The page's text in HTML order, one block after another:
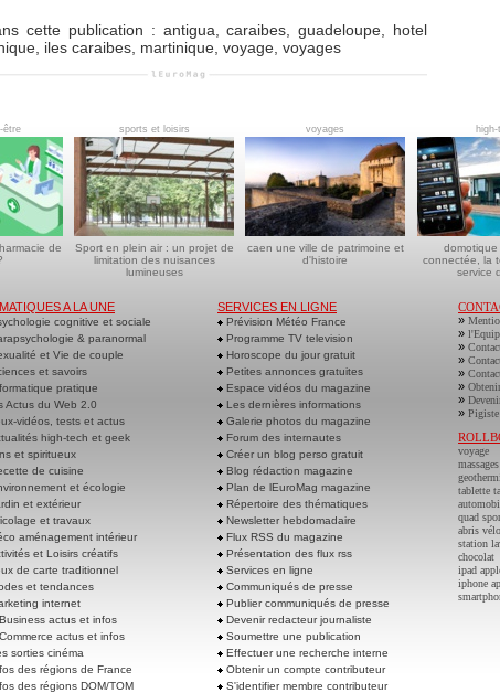
cette publication : antigua ,caraibes ,guadeloupe
hotel
iles caraibes martinique voyage voyages
être
de
sports et loisirs
Sport en plein air : un projet de
limitation des nuisances
lumineuses
voyages
caen une ville de patrimoine et
d'histoire
domotique
connectée, la
service
A LA UNE
cognitive et sociale
& paranormal
et Vie de couple
et savoirs
pratique
Actus du Web 2.0
vidéos, tests et actus
high-tech et geek
et spiritueux
de cuisine
et écologie
et extérieur
et travaux
aménagement intérieur
et Loisirs créatifs
de carte traditionnel
et tendances
internet
actus et infos
actus et infos
sorties cinéma
des régions de France
des régions DOM/TOM
SERVICES EN LIGNE
Prévision Météo France
Programme TV television
Horoscope du jour gratuit
Petites annonces gratuites
Espace vidéos du magazine
Les dernières informations
Galerie photos du magazine
Forum des internautes
Créer un blog perso gratuit
Blog rédaction magazine
Plan de lEuroMag magazine
Répertoire des thématiques
Newsletter hebdomadaire
Flux RSS du magazine
Présentation des flux rss
Services en ligne
Communiqués de presse
Publier communiqués de presse
Devenir redacteur journaliste
Soumettre une publication
Effectuer une recherche interne
Obtenir un compte contributeur
S'identifier membre contributeur
»
»
»
»
»
»
»
»
voyage
massages
tablette
quad
abris
station
chocolat
ipad
iphone